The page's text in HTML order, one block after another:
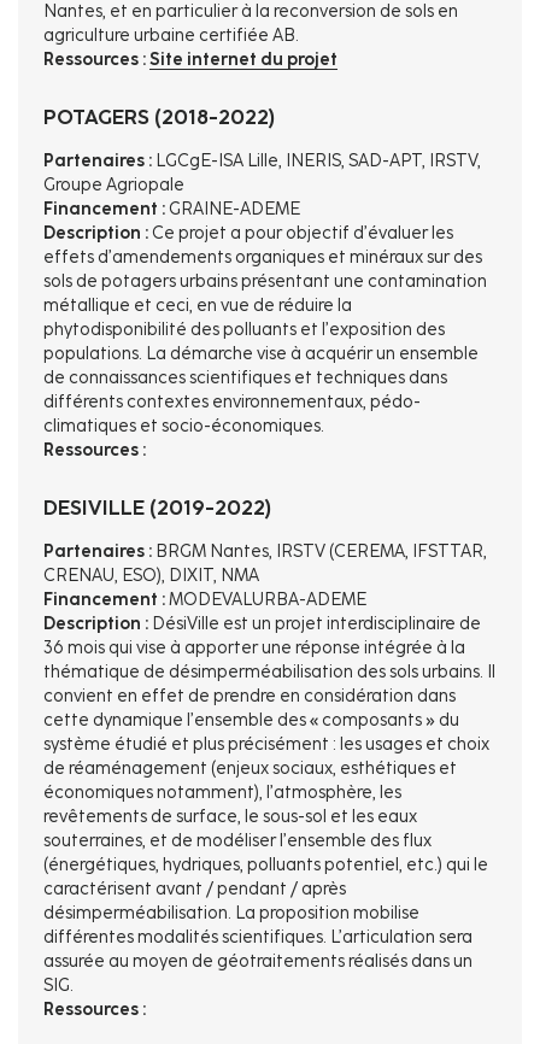
Nantes, et en particulier à la reconversion de sols en
agriculture urbaine certifiée AB.
Ressources :Site internet du projet
POTAGERS (2018-2022)
Partenaires : LGCgE-ISA Lille, INERIS, SAD-APT, IRSTV,
Groupe Agriopale
Financement :GRAINE-ADEME
Description :Ce projet a pour objectif d’évaluer les
effets d’amendements organiques et minéraux sur des
sols de potagers urbains présentant une contamination
métallique et ceci, en vue de réduire la
phytodisponibilité des polluants et l’exposition des
populations. La démarche vise à acquérir un ensemble
de connaissances scientifiques et techniques dans
différents contextes environnementaux, pédo-
climatiques et socio-économiques.
Ressources :
DESIVILLE (2019-2022)
Partenaires : BRGM Nantes, IRSTV (CEREMA, IFSTTAR,
CRENAU, ESO), DIXIT, NMA
Financement :MODEVALURBA-ADEME
Description : DésiVille est un projet interdisciplinaire de
36 mois qui vise à apporter une réponse intégrée à la
thématique de désimperméabilisation des sols urbains. Il
convient en effet de prendre en considération dans
cette dynamique l’ensemble des « composants » du
système étudié et plus précisément : les usages et choix
de réaménagement (enjeux sociaux, esthétiques et
économiques notamment), l’atmosphère, les
revêtements de surface, le sous-sol et les eaux
souterraines, et de modéliser l’ensemble des flux
(énergétiques, hydriques, polluants potentiel, etc.) qui le
caractérisent avant / pendant / après
désimperméabilisation. La proposition mobilise
différentes modalités scientifiques. L’articulation sera
assurée au moyen de géotraitements réalisés dans un
SIG.
Ressources :